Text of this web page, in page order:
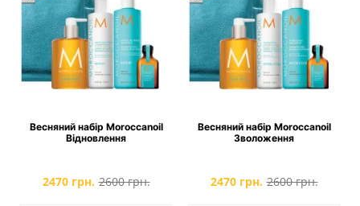
Весняний набір Moroccanoil
Відновлення
2470 грн. 2600 грн.
Весняний набір Moroccanoil
Зволоження
2470 грн. 2600 грн.